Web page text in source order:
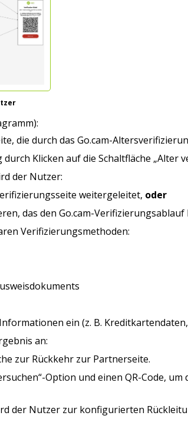
die durch das Go.cam-
Klicken auf die Schaltfläche „Alter
der Nutzer:
weitergeleitet, oder
das den Go.cam-Verifizierungsablauf
Verifizierungsmethoden:
ein (z. B.
an:
zur Rückkehr zur Partnerseite.
Option und einen QR-Code,
der Nutzer zur konfigurierten